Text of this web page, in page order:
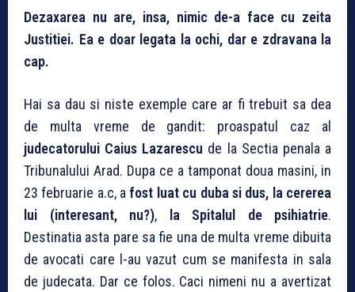
Dezaxarea nu are, insa, nimic de-a face cu zeita
Justitiei. Ea e doar legata la ochi, dar e zdravana la
cap.
Hai sa dau si niste exemple care ar fi trebuit sa dea
de multa vreme de gandit: proaspatul caz al
judecatorului Caius Lazarescu de la Sectia penala a
Tribunalului Arad. Dupa ce a tamponat doua masini, in
23 februarie a.c, afost luat cu duba si dus, la cererea
lui (interesant, nu?), la Spitalul de psihiatrie.
Destinatia asta pare sa fie una de multa vreme dibuita
de avocati care l-au vazut cum se manifesta in sala
de judecata. Dar ce folos. Caci nimeni nu a avertizat